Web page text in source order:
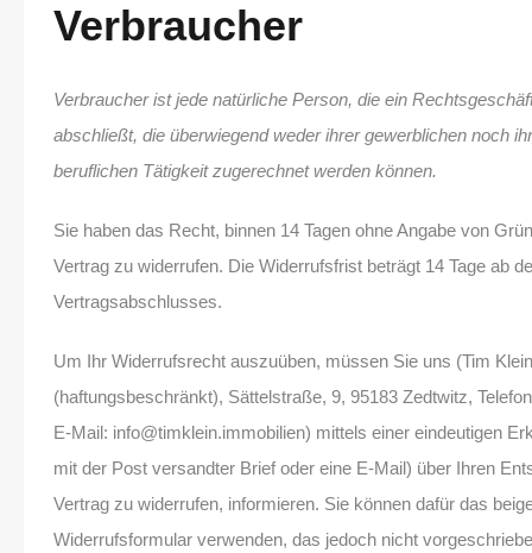
Verbraucher
Verbraucher ist jede natürliche Person, die ein
abschließt, die überwiegend weder ihrer gewerblichen noch
beruflichen Tätigkeit zugerechnet werden können.
Sie haben das Recht, binnen 14 Tagen ohne Angabe von
Vertrag zu widerrufen. Die Widerrufsfrist beträgt 14 Tage ab
Vertragsabschlusses.
Um Ihr Widerrufsrecht auszuüben, müssen Sie uns (Tim
(haftungsbeschränkt), Sättelstraße, 9, 95183 Zedtwitz,
E-Mail: info@timklein.immobilien) mittels einer eindeutigen
mit der Post versandter Brief oder eine E-Mail) über Ihren
Vertrag zu widerrufen, informieren. Sie können dafür das
Widerrufsformular verwenden, das jedoch nicht